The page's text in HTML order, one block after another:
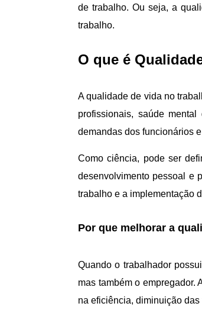
de trabalho. Ou seja, a
trabalho.
O que é
A qualidade de vida no
profissionais, saúde
demandas dos funcionários
Como ciência, pode ser
desenvolvimento pessoal e
trabalho e a implementação
Por que melhorar a
Quando o trabalhador
mas também o empregador.
na eficiência, diminuição